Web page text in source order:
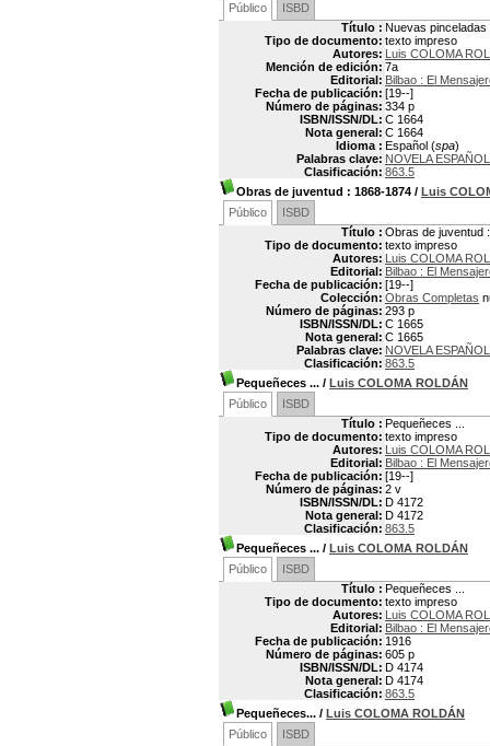
Público
ISBD
Título : Nuevas pinceladas
Tipo de documento: texto impreso
Autores: Luis COLOMA
Mención de edición: 7a
Editorial: Bilbao : El
Fecha de publicación: [19--]
Número de páginas: 334 p
ISBN/ISSN/DL: C 1664
Nota general: C 1664
Idioma : Español (spa)
Palabras clave: NOVELA
Clasificación: 863.5
Obras de juventud : 1868-1874 / Luis
Público
ISBD
Título : Obras de juventud
Tipo de documento: texto impreso
Autores: Luis COLOMA
Editorial: Bilbao : El
Fecha de publicación: [19--]
Colección: Obras Completas
Número de páginas: 293 p
ISBN/ISSN/DL: C 1665
Nota general: C 1665
Palabras clave: NOVELA
Clasificación: 863.5
Pequeñeces ... / Luis COLOMA ROLDÁN
Público
ISBD
Título : Pequeñeces ...
Tipo de documento: texto impreso
Autores: Luis COLOMA
Editorial: Bilbao : El
Fecha de publicación: [19--]
Número de páginas: 2 v
ISBN/ISSN/DL: D 4172
Nota general: D 4172
Clasificación: 863.5
Pequeñeces ... / Luis COLOMA ROLDÁN
Público
ISBD
Título : Pequeñeces ...
Tipo de documento: texto impreso
Autores: Luis COLOMA
Editorial: Bilbao : El
Fecha de publicación: 1916
Número de páginas: 605 p
ISBN/ISSN/DL: D 4174
Nota general: D 4174
Clasificación: 863.5
Pequeñeces... / Luis COLOMA ROLDÁN
Público
ISBD